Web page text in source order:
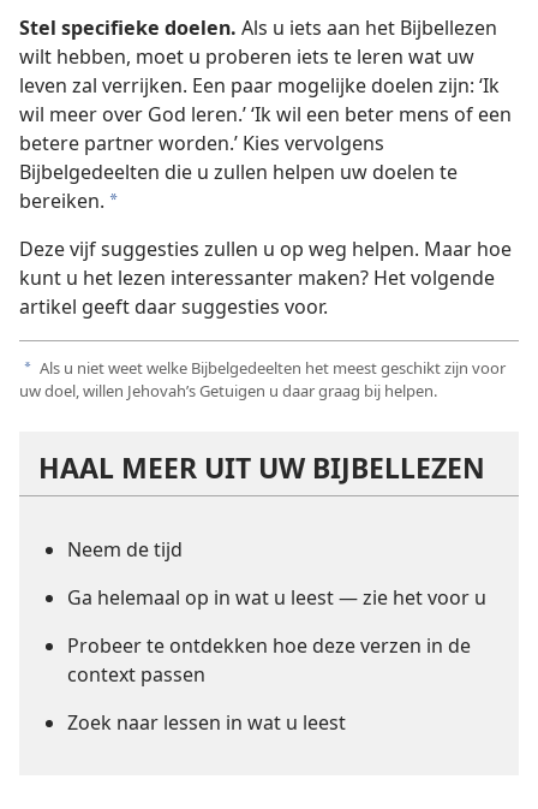
Stel specifieke doelen. Als u iets aan het Bijbellezen
wilt hebben, moet u proberen iets te leren wat uw
leven zal verrijken. Een paar mogelijke doelen zijn: ‘Ik
wil meer over God leren.’ ‘Ik wil een beter mens of een
betere partner worden.’ Kies vervolgens
Bijbelgedeelten die u zullen helpen uw doelen te
bereiken. a
Deze vijf suggesties zullen u op weg helpen. Maar hoe
kunt u het lezen interessanter maken? Het volgende
artikel geeft daar suggesties voor.
a Als u niet weet welke Bijbelgedeelten het meest geschikt zijn voor
uw doel, willen Jehovah’s Getuigen u daar graag bij helpen.
HAAL MEER UIT UW BIJBELLEZEN
Neem de tijd
Ga helemaal op in wat u leest — zie het voor u
Probeer te ontdekken hoe deze verzen in de
context passen
Zoek naar lessen in wat u leest